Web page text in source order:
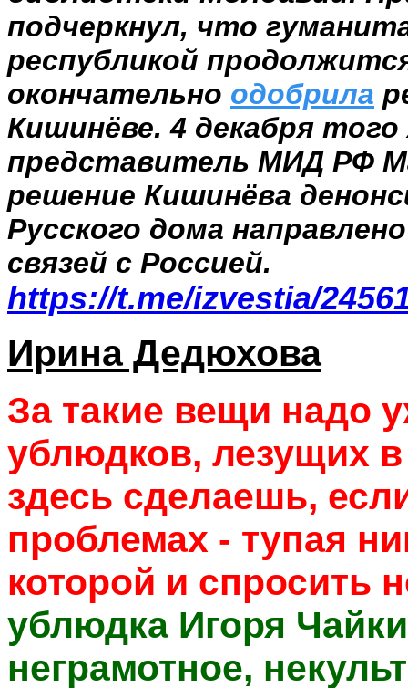
подчеркнул, что
республикой
окончательно одобрила
Кишинёве. 4 декабря
представитель МИД РФ
решение Кишинёва
Русского дома
связей с Россией.
https://t.me/izvestia/
Ирина Дедюхова
За такие вещи надо
ублюдков, лезущих
здесь сделаешь,
проблемах - тупая
которой и спросить
ублюдка Игоря
неграмотное,